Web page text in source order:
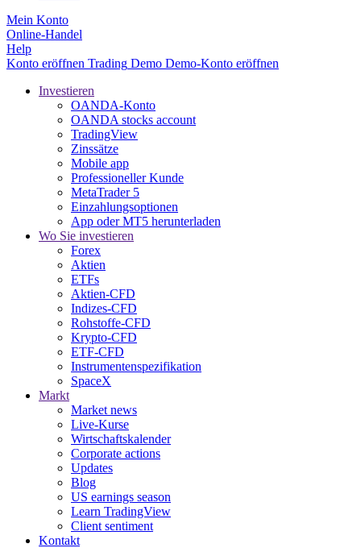
Mein Konto
Online-Handel
Help
Konto eröffnen Trading Demo Demo-Konto eröffnen
Investieren
OANDA-Konto
OANDA stocks account
TradingView
Zinssätze
Mobile app
Professioneller Kunde
MetaTrader 5
Einzahlungsoptionen
App oder MT5 herunterladen
Wo Sie investieren
Forex
Aktien
ETFs
Aktien-CFD
Indizes-CFD
Rohstoffe-CFD
Krypto-CFD
ETF-CFD
Instrumentenspezifikation
SpaceX
Markt
Market news
Live-Kurse
Wirtschaftskalender
Corporate actions
Updates
Blog
US earnings season
Learn TradingView
Client sentiment
Kontakt